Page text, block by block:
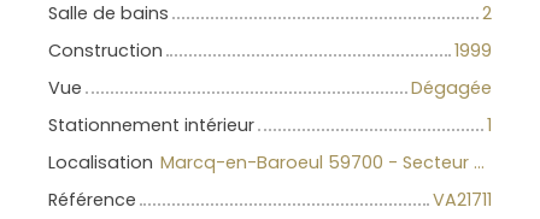
Salle de bains
2
Construction
1999
Vue
Dégagée
Stationnement intérieur
1
Localisation
Marcq-en-Baroeul 59700 - Secteur Marcq-Wasquehal-Mouvaux
Référence
VA21711